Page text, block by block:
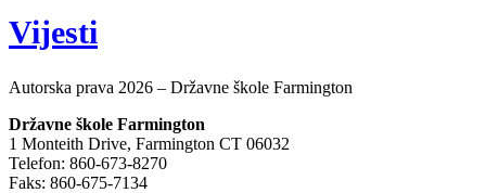
Vijesti
Autorska prava 2026 – Državne škole Farmington
Državne škole Farmington
1 Monteith Drive, Farmington CT 06032
Telefon: 860-673-8270
Faks: 860-675-7134